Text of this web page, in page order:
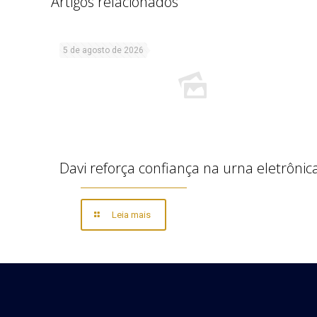
5 de agosto de 2026
Davi reforça confiança na urna
Leia mais